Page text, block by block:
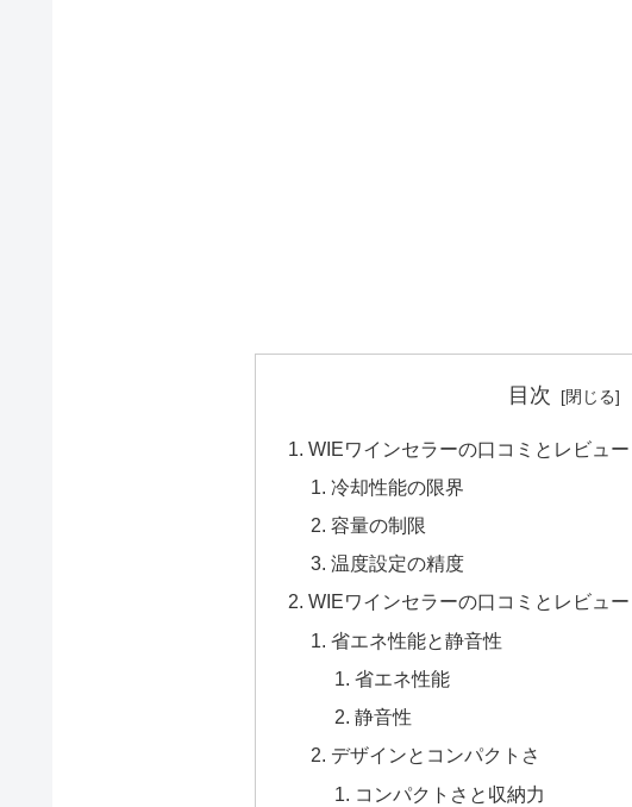
目次
WIEワインセラーの口コミとレビュ
冷却性能の限界
容量の制限
温度設定の精度
WIEワインセラーの口コミとレビュ
省エネ性能と静音性
省エネ性能
静音性
デザインとコンパクトさ
コンパクトさと収納力